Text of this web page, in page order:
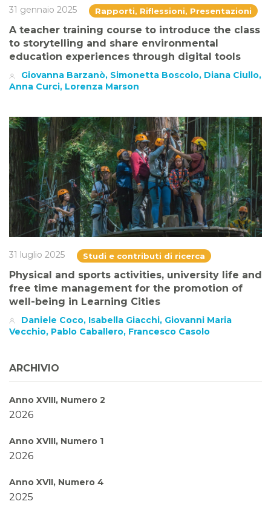
31 gennaio 2025 Rapporti, Riflessioni, Presentazioni
A teacher training course to introduce the class
to storytelling and share environmental
education experiences through digital tools
Giovanna Barzanò, Simonetta Boscolo, Diana Ciullo,
Anna Curci, Lorenza Marson
31 luglio 2025 Studi e contributi di ricerca
Physical and sports activities, university life and
free time management for the promotion of
well-being in Learning Cities
Daniele Coco, Isabella Giacchi, Giovanni Maria
Vecchio, Pablo Caballero, Francesco Casolo
ARCHIVIO
Anno XVIII, Numero 2
2026
Anno XVIII, Numero 1
2026
Anno XVII, Numero 4
2025